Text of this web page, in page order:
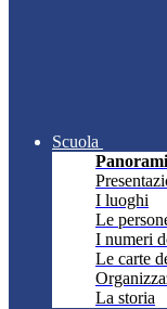
Scuola
I luoghi
Le
I numeri
Le carte
La storia